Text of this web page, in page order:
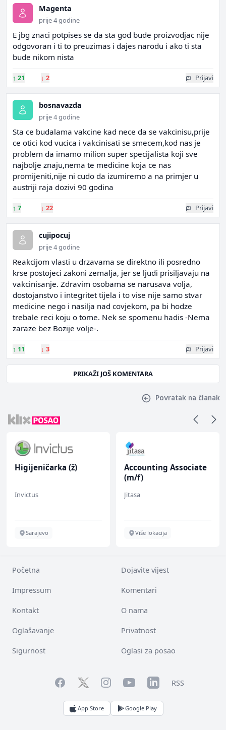
Magenta
prije 4 godine
E jbg znaci potpises se da sta god bude proizvodjac nije
odgovoran i ti to preuzimas i dajes narodu i ako ti sta
bude nikom nista
↑ 21 ↓ 2 Prijavi
bosnavazda
prije 4 godine
Sta ce budalama vakcine kad nece da se vakcinisu,prije
ce otici kod vucica i vakcinisati se smecem,kod nas je
problem da imamo milion super specijalista koji sve
najbolje znaju,nema te medicine koja ce nas
promijeniti,nije ni cudo da izumiremo a na primjer u
austriji raja dozivi 90 godina
↑ 7 ↓ 22 Prijavi
cujipocuj
prije 4 godine
Reakcijom vlasti u drzavama se direktno ili posredno
krse postojeci zakoni zemalja, jer se ljudi prisiljavaju na
vakcinisanje. Zdravim osobama se narusava volja,
dostojanstvo i integritet tijela i to vise nije samo stvar
medicine nego i nasilja nad covjekom, pa bi hodze
trebale reci koju o tome. Nek se spomenu hadis -Nema
zaraze bez Bozije volje-.
↑ 11 ↓ 3 Prijavi
PRIKAŽI JOŠ KOMENTARA
Povratak na članak
Higijeničarka (ž)
Invictus
Sarajevo
Accounting Associate
(m/f)
Jitasa
Više lokacija
Početna Dojavite vijest
Impressum Komentari
Kontakt O nama
Oglašavanje Privatnost
Sigurnost Oglasi za posao
FacebookTwitterInstagramYouTubeLinkedInRSS
App Store Google Play